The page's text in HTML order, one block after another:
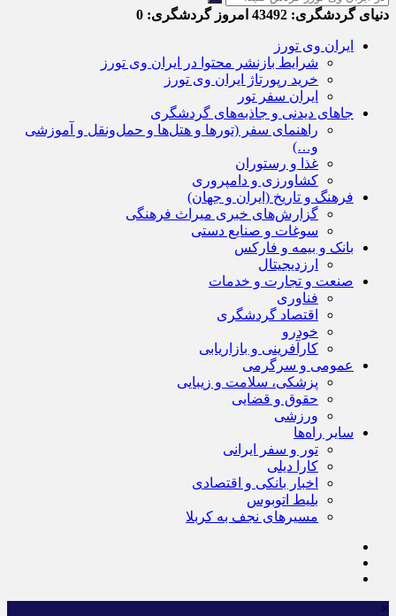
دنیای گردشگری: امروز گردشگری:
ایران وی تورز
شرایط بازنشر محتوا در ایران وی تورز
خرید رپورتاژ ایران وی تورز
ایران سفر تور
جاهای دیدنی و جاذبه‌های گردشگری
راهنمای سفر (تورها و هتل‌ها و حمل‌و‌نقل و آموزشی
و…)
غذا و رستوران
کشاورزی و دامپروری
فرهنگ و تاریخ (ایران و جهان)
گزارش‌های خبری میراث فرهنگی
سوغات و صنایع دستی
بانک و بیمه و فارکس
ارزدیجیتال
صنعت و تجارت و خدمات
فناوری
اقتصاد گردشگری
خودرو
کارآفرینی و بازاریابی
عمومی و سرگرمی
پزشکی، سلامت و زیبایی
حقوق و قضایی
ورزشی
سایر راه‌ها
تور و سفر ایرانی
کارا دیلی
اخبار بانکی و اقتصادی
بلیط اتوبوس
مسیرهای نجف به کربلا
×